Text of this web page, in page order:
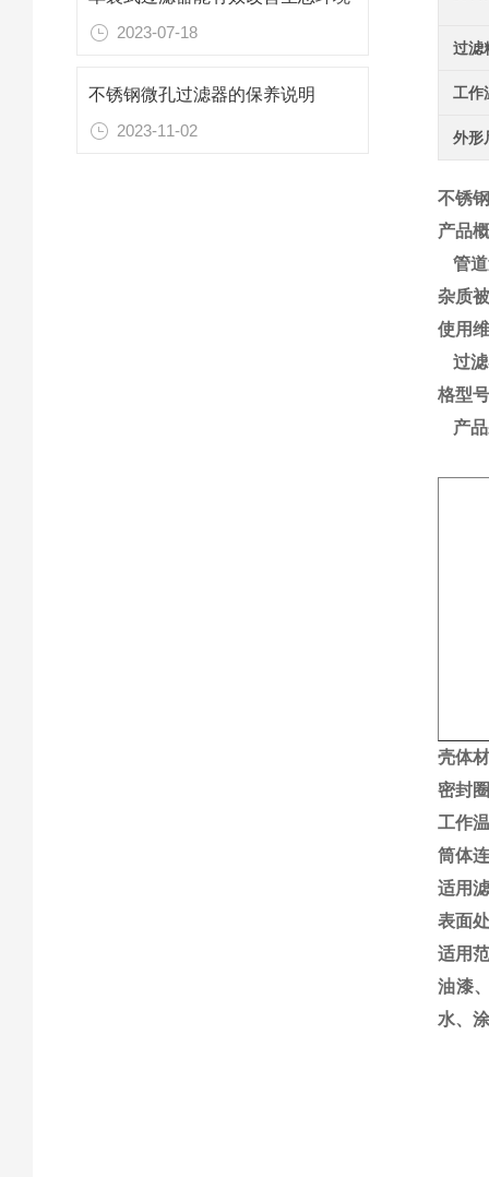
2023-07-18
不锈钢微孔过滤器的保养说明
2023-11-02
过滤
工作
外形
不锈
产品
管
杂质
使用
过
格型
产
壳体
密封
工作
筒体
适用
表面
适用
油漆
水、